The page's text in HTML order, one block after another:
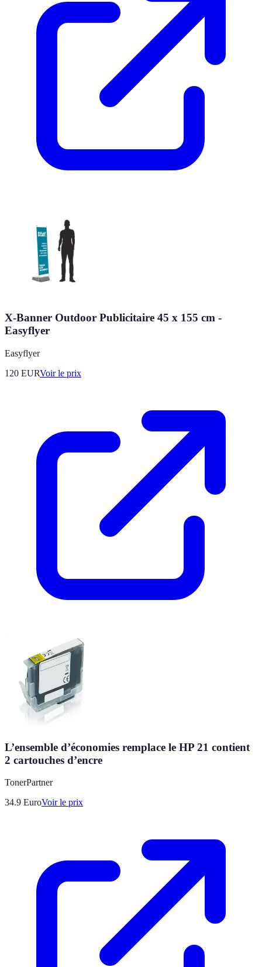
X-Banner Outdoor Publicitaire 45 x 155 cm -
Easyflyer
Easyflyer
120 EURVoir le prix
L’ensemble d’économies remplace le HP 21 contient
2 cartouches d’encre
TonerPartner
34.9 EuroVoir le prix